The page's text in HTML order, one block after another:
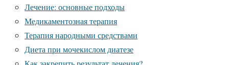
Лечение: основные подходы
Медикаментозная терапия
Терапия народными средствами
Диета при мочекислом диатезе